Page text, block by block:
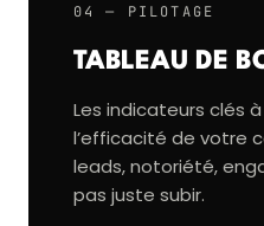
04 — PILOTAGE
TABLEAU DE
Les indicateurs clés
l’efficacité de votre
leads, notoriété,
pas juste subir.